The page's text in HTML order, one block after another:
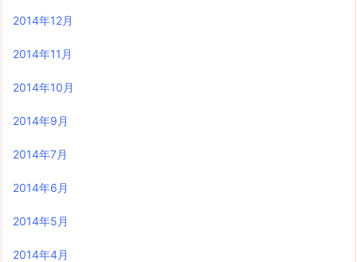
2014年12月
2014年11月
2014年10月
2014年9月
2014年7月
2014年6月
2014年5月
2014年4月